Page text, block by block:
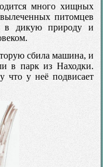
много хищных
питомцев
в дикую природу и
сбила машина, и
в парк из Находки.
что у неё подвисает